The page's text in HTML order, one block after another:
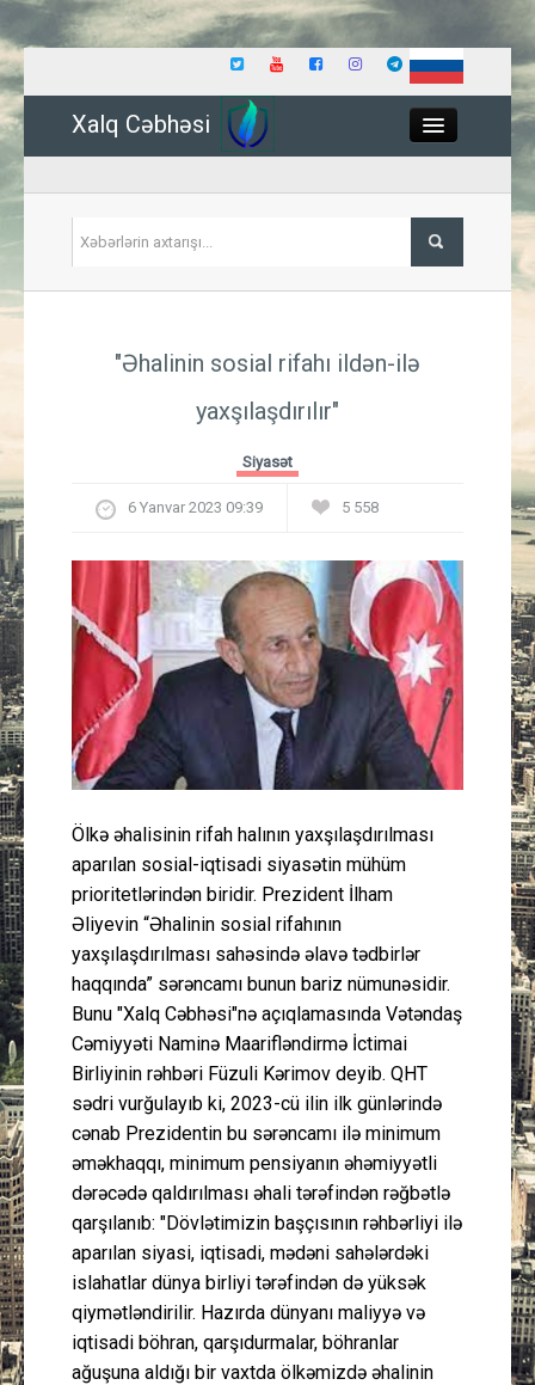
Xalq Cəbhəsi
İqtisadiyyat
Güney Azərbaycan
Mədəniyyət
Müsahibə
Gündəm
Cəmiyyət
Peşə etikası
Əlaqə
"Əhalinin sosial rifahı ildən-ilə
yaxşılaşdırılır"
Siyasət
6 Yanvar 2023 09:39 5 558
Ölkə əhalisinin rifah halının yaxşılaşdırılması
aparılan sosial-iqtisadi siyasətin mühüm
prioritetlərindən biridir. Prezident İlham
Əliyevin “Əhalinin sosial rifahının
yaxşılaşdırılması sahəsində əlavə tədbirlər
haqqında” sərəncamı bunun bariz nümunəsidir.
Bunu "Xalq Cəbhəsi"nə açıqlamasında Vətəndaş
Cəmiyyəti Naminə Maarifləndirmə İctimai
Birliyinin rəhbəri Füzuli Kərimov deyib. QHT
sədri vurğulayıb ki, 2023-cü ilin ilk günlərində
cənab Prezidentin bu sərəncamı ilə minimum
əməkhaqqı, minimum pensiyanın əhəmiyyətli
dərəcədə qaldırılması əhali tərəfindən rəğbətlə
qarşılanıb: "Dövlətimizin başçısının rəhbərliyi ilə
aparılan siyasi, iqtisadi, mədəni sahələrdəki
islahatlar dünya birliyi tərəfindən də yüksək
qiymətləndirilir. Hazırda dünyanı maliyyə və
iqtisadi böhran, qarşıdurmalar, böhranlar
ağuşuna aldığı bir vaxtda ölkəmizdə əhalinin